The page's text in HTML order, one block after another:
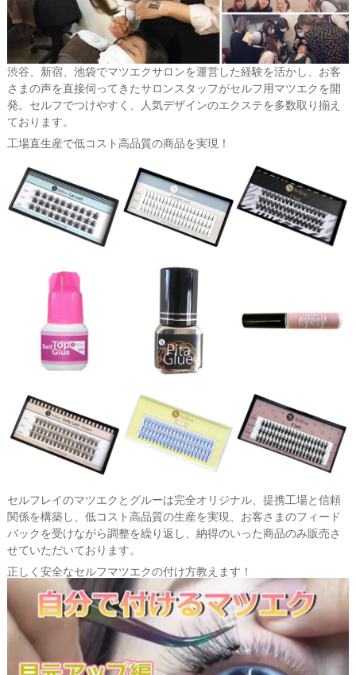
渋谷、新宿、池袋でマツエクサロンを運営した経験を活かし、お客
さまの声を直接伺ってきたサロンスタッフがセルフ用マツエクを開
発。セルフでつけやすく、人気デザインのエクステを多数取り揃え
ております。
工場直生産で低コスト高品質の商品を実現！
セルフレイのマツエクとグルーは完全オリジナル、提携工場と信頼
関係を構築し、低コスト高品質の生産を実現、お客さまのフィード
バックを受けながら調整を繰り返し、納得のいった商品のみ販売さ
せていただいております。
正しく安全なセルフマツエクの付け方教えます！